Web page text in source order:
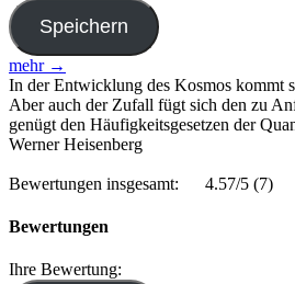
mehr →
In der Entwicklung des Kosmos kommt
Aber auch der Zufall fügt sich den zu
genügt den Häufigkeitsgesetzen der
Werner Heisenberg
Bewertungen insgesamt: 4.57/5 (7)
Bewertungen
Ihre Bewertung: